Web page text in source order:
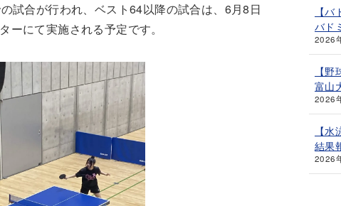
試合が行われ、ベスト64以降の試合は、6月8日
ーにて実施される予定です。
【
バド
2026
【
富山
2026
【
結果
2026